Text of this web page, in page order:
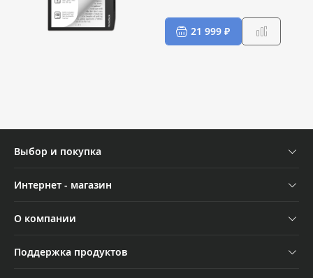
21 999 ₽
Выбор и покупка
Акции
Трейд-ин
Интернет - магазин
Обмен и возврат
О компании
Поддержка продуктов